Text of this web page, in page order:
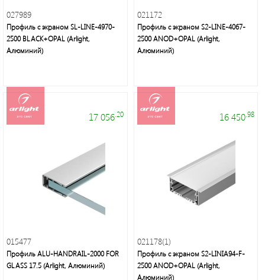
лампы,
декоративное
освещение
настольные
светильники,
галогенные
энергосберегающие
027989
Профиль с экраном SL-LINE-4970-
2500 BLACK+OPAL (Arlight,
Алюминий)
021172
Профиль с экраном S2-LINE-4067-
2500 ANOD+OPAL (Arlight,
Алюминий)
17 056 .20
015477
Профиль ALU-HANDRAIL-2000 FOR
GLASS 17.5 (Arlight, Алюминий)
16 450.98
021178(1)
Профиль с экраном S2-LINIA94-F-
2500 ANOD+OPAL (Arlight,
Алюминий)